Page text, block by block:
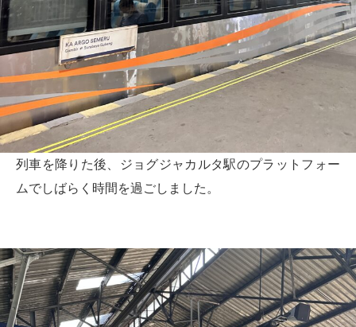
列車を降りた後、ジョグジャカルタ駅のプラットフォー
ムでしばらく時間を過ごしました。